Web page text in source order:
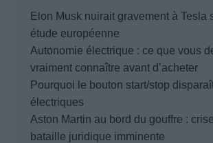
Elon Musk nuirait gravement à Tesla
étude européenne
Autonomie électrique : ce que vous
vraiment connaître avant d’acheter
Pourquoi le bouton start/stop
électriques
Aston Martin au bord du gouffre :
bataille juridique imminente